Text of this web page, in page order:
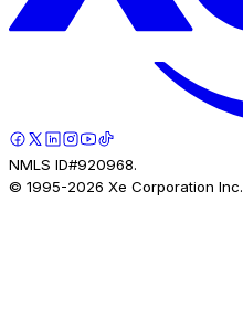
NMLS ID#920968.
© 1995-2026 Xe Corporation Inc.